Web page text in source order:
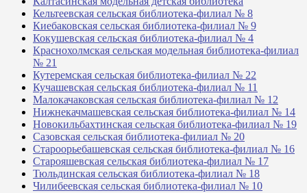
Кельтеевская сельская библиотека-филиал № 8
Киебаковская сельская библиотека-филиал № 9
Кокушевская сельская библиотека-филиал № 4
Краснохолмская сельская модельная библиотека-филиал
№ 21
Кутеремская сельская библиотека-филиал № 22
Кучашевская сельская библиотека-филиал № 11
Малокачаковская сельская библиотека-филиал № 12
Нижнекачмашевская сельская библиотека-филиал № 14
Новокильбахтинская сельская библиотека-филиал № 19
Сазовская сельская библиотека-филиал № 20
Староорьебашевская сельская библиотека-филиал № 16
Старояшевская сельская библиотека-филиал № 17
Тюльдинская сельская библиотека-филиал № 18
Чилибеевская сельская библиотека-филиал № 10